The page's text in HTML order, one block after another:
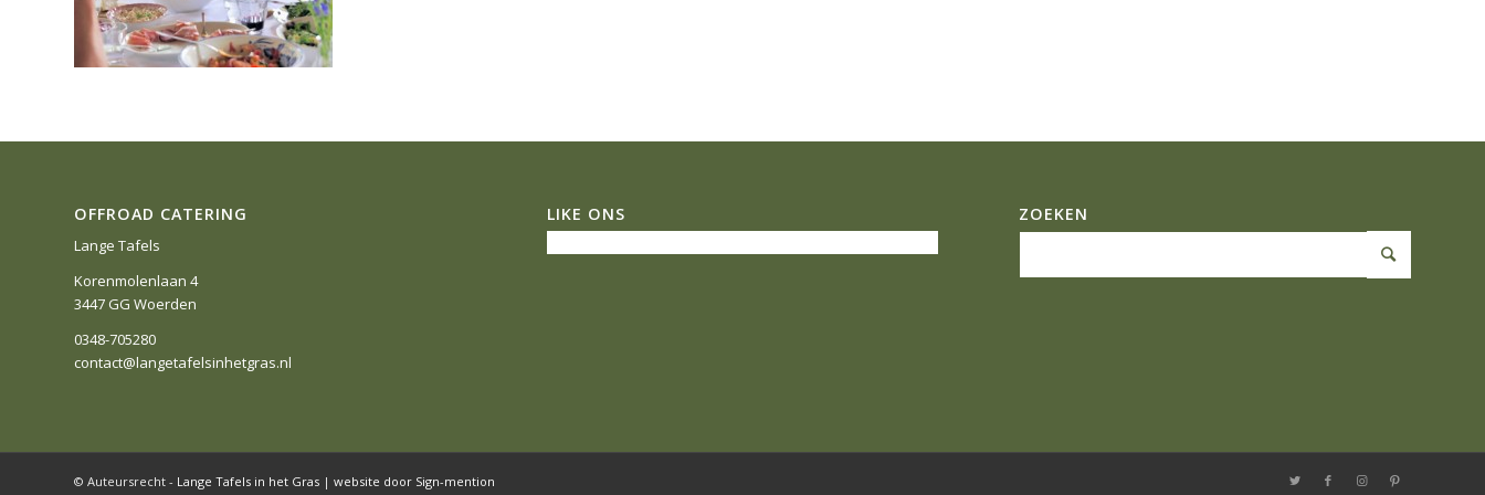
OFFROAD CATERING
Lange Tafels
Korenmolenlaan 4
3447 GG Woerden
0348-705280
contact@langetafelsinhetgras.nl
LIKE ONS ZOEKEN
© Auteursrecht - Lange Tafels in het Gras | website door Sign-mention